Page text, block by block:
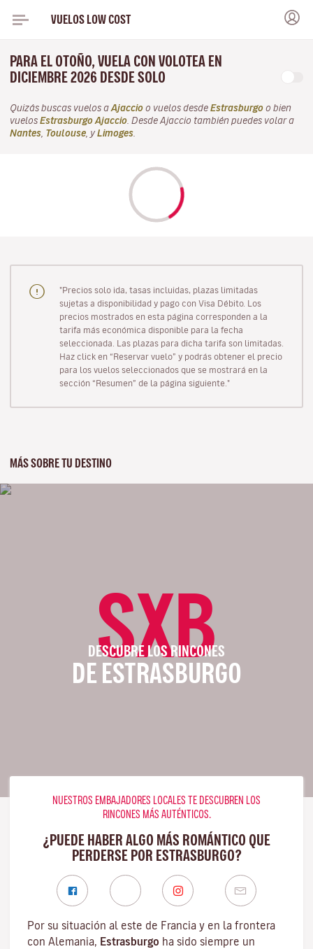
VUELOS LOW COST
PARA EL OTOÑO, VUELA CON VOLOTEA EN
DICIEMBRE 2026 DESDE SOLO
Quizás buscas vuelos a Ajaccio o vuelos desde Estrasburgo o bien
vuelos Estrasburgo Ajaccio . Desde Ajaccio también puedes volar a
Nantes Toulouse , y Limoges
"Precios solo ida, tasas incluidas, plazas limitadas
sujetas a disponibilidad y pago con Visa Débito. Los
precios mostrados en esta página corresponden a la
tarifa más económica disponible para la fecha
seleccionada. Las plazas para dicha tarifa son limitadas.
Haz click en “Reservar vuelo” y podrás obtener el precio
para los vuelos seleccionados que se mostrará en la
sección “Resumen” de la página siguiente."
MÁS SOBRE TU DESTINO
SXB
DESCUBRE LOS RINCONES
DE ESTRASBURGO
NUESTROS EMBAJADORES LOCALES TE DESCUBREN LOS
RINCONES MÁS AUTÉNTICOS.
¿PUEDE HABER ALGO MÁS ROMÁNTICO QUE
PERDERSE POR ESTRASBURGO?
Por su situación al este de Francia y en la frontera
con Alemania, Estrasburgo ha sido siempre un